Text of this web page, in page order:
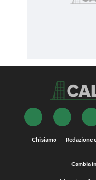
Chi siamo Redazione
Cambia